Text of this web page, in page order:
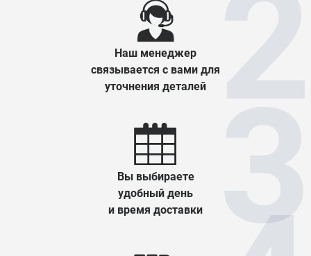
Наш менеджер
связывается с вами для
уточнения деталей
Вы выбираете
удобный день
и время доставки